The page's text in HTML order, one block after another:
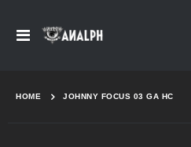
Navigation
HOME JOHNNY FOCUS 03 GA HC